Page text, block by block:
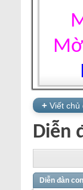
+ Viết chủ
Diễn
Diễn đàn con